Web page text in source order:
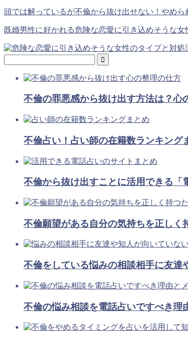
頭では解っているが不倫から抜け出せない！やめら
既婚男性に好かれる危険な恋愛に引き込めそうな
不倫の罪悪感から抜け出す方法は？心
不倫占い！占い師の在籍数ランキング
不倫から抜け出すことに活用できる「
不倫願望がある自分の気持ちを正しく
不倫をしている悩みの相談相手に友達
不倫の悩み相談を電話占いですべき理